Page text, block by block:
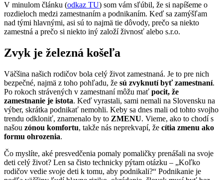
V minulom článku (odkaz TU) som vám sľúbil, že si napíšeme o
rozdieloch medzi zamestnaním a podnikaním. Keď sa zamýšľam
nad tými hlavnými, asi sú to najmä tie dôvody, prečo sa niekto
zamestná a prečo si niekto iný založí živnosť alebo s.r.o.
Zvyk je železná košeľa
Väčšina našich rodičov bola celý život zamestnaná. Je to pre nich
bezpečné, najmä z toho pohľadu, že sú zvyknutí byť zamestnaní.
Po rokoch strávených v zamestnaní môžu mať pocit, že
zamestnanie je istota. Keď vyrastali, sami nemali na Slovensku na
výber, skrátka podnikať nemohli. Keby sa dnes mali od tohto svojho
trendu odkloniť, znamenalo by to ZMENU. Vieme, ako to chodí s
našou zónou komfortu, takže nás neprekvapí, že cítia zmenu ako
formu ohrozenia.
Čo myslíte, aké presvedčenia pomaly pomaličky prenášali na svoje
deti celý život? Len sa čisto technicky pýtam otázku – „Koľko
rodičov vedie svoje deti k tomu, aby podnikali?“ Podnikanie je